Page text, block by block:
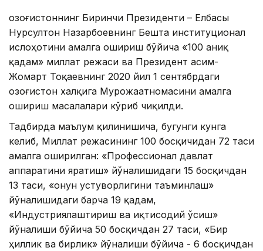
Қозоғистоннинг Биринчи Президенти – Елбасы
Нурсултон Назарбоевнинг Бешта институционал
ислоҳотини амалга ошириш бўйича «100 аниқ
қадам» миллат режаси ва Президент Қасим-
Жомарт Тоқаевнинг 2020 йил 1 сентябрдаги
Қозоғистон халқига Мурожаатномасини амалга
ошириш масалалари кўриб чиқилди.
Тадбирда маълум қилинишича, бугунги кунга
келиб, Миллат режасининг 100 босқичидан 72 таси
амалга оширилган: «Профессионал давлат
аппаратини яратиш» йўналишидаги 15 босқичдан
13 таси, «Қонун устуворлигини таъминлаш»
йўналишидаги барча 19 қадам,
«Индустриялаштириш ва иқтисодий ўсиш»
йўналиши бўйича 50 босқичдан 27 таси, «Бир
ҳиллик ва бирлик» йўналиши бўйича - 6 босқичдан